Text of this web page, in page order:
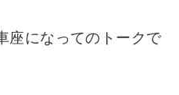
座になってのトークで